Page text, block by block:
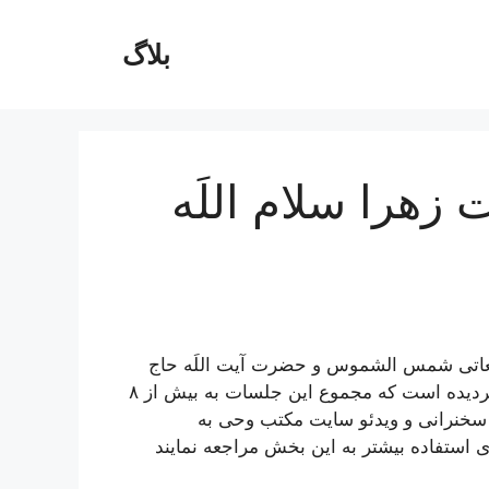
بلاگ
سلام اللَه
شمس الشموس و حضرت آیت اللَه حاج
سید محمد محسن حسيني طهراني(حفظه اللَه) رد و بدل گردیده است که مجموع این جلسات به بیش از ٨
و ویدئو سایت مکتب وحی به
استفاده بیشتر به این بخش مراجعه نمایند